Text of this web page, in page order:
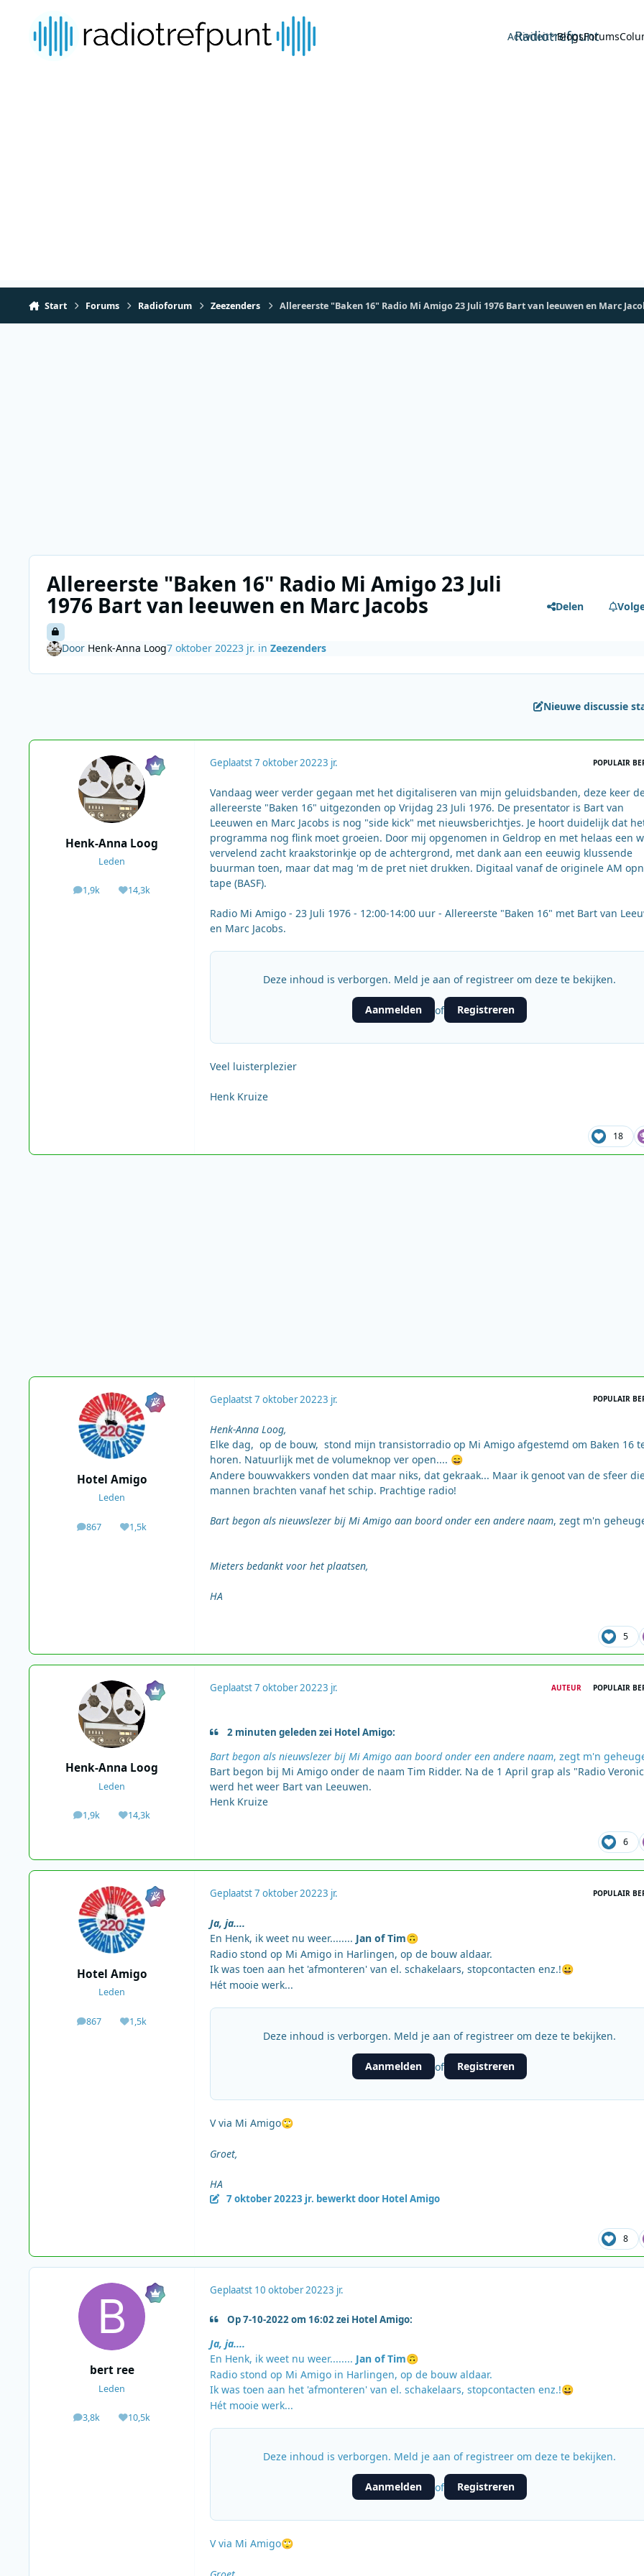
Radiotrefpunt
Activiteit BlogsForums
Start Forums Radioforum Zeezenders Allereerste "Baken 16" Radio Mi Amigo 23 Juli 1976 Bart van leeuwen en Marc
Allereerste "Baken 16" Radio Mi Amigo 23 Juli
1976 Bart van leeuwen en Marc Jacobs Delen
Door Henk-Anna Loog7 oktober 20223 jr. in Zeezenders
Nieuwe discussie
Henk-Anna Loog
Leden
1,9k
berichten14,3k
Waardering
Geplaatst7 oktober 20223 jr. POPULAIR
Vandaag weer verder gegaan met het digitaliseren van mijn geluidsbanden, deze keer
allereerste "Baken 16" uitgezonden op Vrijdag 23 Juli 1976. De presentator is Bart van
Leeuwen en Marc Jacobs is nog "side kick" met nieuwsberichtjes. Je hoort duidelijk dat
programma nog flink moet groeien. Door mij opgenomen in Geldrop en met helaas een
vervelend zacht kraakstorinkje op de achtergrond, met dank aan een eeuwig klussende
buurman toen, maar dat mag 'm de pret niet drukken. Digitaal vanaf de originele AM
tape (BASF).
Radio Mi Amigo - 23 Juli 1976 - 12:00-14:00 uur - Allereerste "Baken 16" met Bart van
en Marc Jacobs.
Deze inhoud is verborgen. Meld je aan of registreer om deze te bekijken.
Aanmelden of Registreren
Veel luisterplezier
Henk Kruize
18
Hotel Amigo
Leden
867
berichten1,5k
Waardering
Geplaatst7 oktober 20223 jr. POPULAIR
Henk-Anna Loog,
Elke dag, op de bouw, stond mijn transistorradio op Mi Amigo afgestemd om Baken 16
horen. Natuurlijk met de volumeknop ver open.... 😄
Andere bouwvakkers vonden dat maar niks, dat gekraak... Maar ik genoot van de sfeer
mannen brachten vanaf het schip. Prachtige radio!
Bart begon als nieuwslezer bij Mi Amigo aan boord onder een andere naam, zegt m'n
Mieters bedankt voor het plaatsen,
HA
5
Henk-Anna Loog
Leden
1,9k
berichten14,3k
Waardering
Geplaatst7 oktober 20223 jr. AUTEUR POPULAIR
2 minuten geleden zei Hotel Amigo:
Bart begon als nieuwslezer bij Mi Amigo aan boord onder een andere naam, zegt m'n
Bart begon bij Mi Amigo onder de naam Tim Ridder. Na de 1 April grap als "Radio
werd het weer Bart van Leeuwen.
Henk Kruize
6
Hotel Amigo
Leden
867
berichten1,5k
Waardering
Geplaatst7 oktober 20223 jr. POPULAIR
Ja, ja....
En Henk, ik weet nu weer........ Jan of Tim🙃
Radio stond op Mi Amigo in Harlingen, op de bouw aldaar.
Ik was toen aan het 'afmonteren' van el. schakelaars, stopcontacten enz.!😀
Hét mooie werk...
Deze inhoud is verborgen. Meld je aan of registreer om deze te bekijken.
Aanmelden of Registreren
V via Mi Amigo🙄
Groet,
HA
7 oktober 20223 jr. bewerkt door Hotel Amigo
8
bert ree
Leden
3,8k
berichten10,5k
Waardering
Geplaatst 10 oktober 20223 jr.
Op 7-10-2022 om 16:02 zei Hotel Amigo:
Ja, ja....
En Henk, ik weet nu weer........ Jan of Tim🙃
Radio stond op Mi Amigo in Harlingen, op de bouw aldaar.
Ik was toen aan het 'afmonteren' van el. schakelaars, stopcontacten enz.!😀
Hét mooie werk...
Deze inhoud is verborgen. Meld je aan of registreer om deze te bekijken.
Aanmelden of Registreren
V via Mi Amigo🙄